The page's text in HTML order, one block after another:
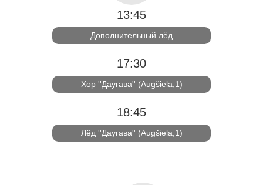
13:45
Дополнительный лёд
17:30
Хор ''Даугава'' (Augšiela,1)
18:45
Лёд ''Даугава'' (Augšiela,1)